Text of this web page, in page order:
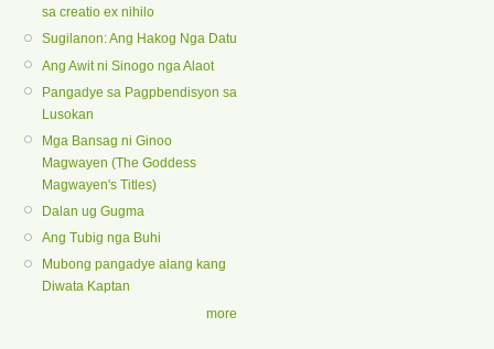
sa creatio ex nihilo
Sugilanon: Ang Hakog Nga Datu
Ang Awit ni Sinogo nga Alaot
Pangadye sa Pagpbendisyon sa
Lusokan
Mga Bansag ni Ginoo
Magwayen (The Goddess
Magwayen's Titles)
Dalan ug Gugma
Ang Tubig nga Buhi
Mubong pangadye alang kang
Diwata Kaptan
more